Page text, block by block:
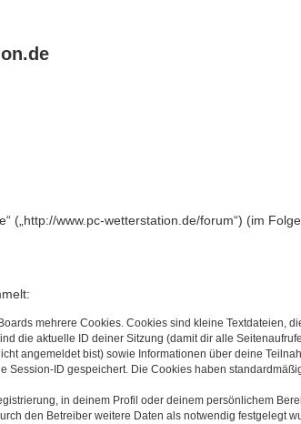
(„http://www.pc-wetterstation.de/forum“) (im
mehrere Cookies. Cookies sind kleine Textdateien,
die aktuelle ID deiner Sitzung (damit dir alle
angemeldet bist) sowie Informationen über deine
Session-ID gespeichert. Die Cookies haben
in deinem Profil oder deinem persönlichem
den Betreiber weitere Daten als notwendig festgelegt